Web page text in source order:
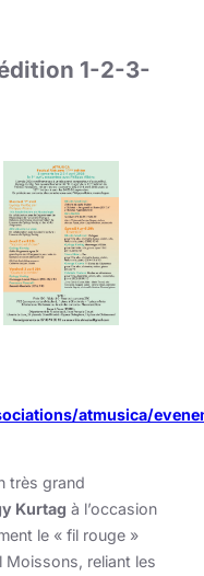
1-2-3-
atmusica/
très grand
Kurtag à l’occasion
le « fil rouge »
Moissons, reliant les